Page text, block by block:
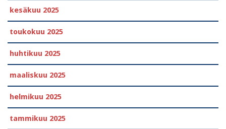
kesäkuu 2025
toukokuu 2025
huhtikuu 2025
maaliskuu 2025
helmikuu 2025
tammikuu 2025